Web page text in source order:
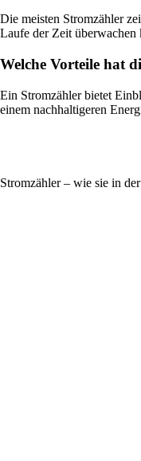
Die meisten Stromzähler
Laufe der Zeit überwachen
Welche Vorteile hat
Ein Stromzähler bietet
einem nachhaltigeren
Stromzähler – wie sie in